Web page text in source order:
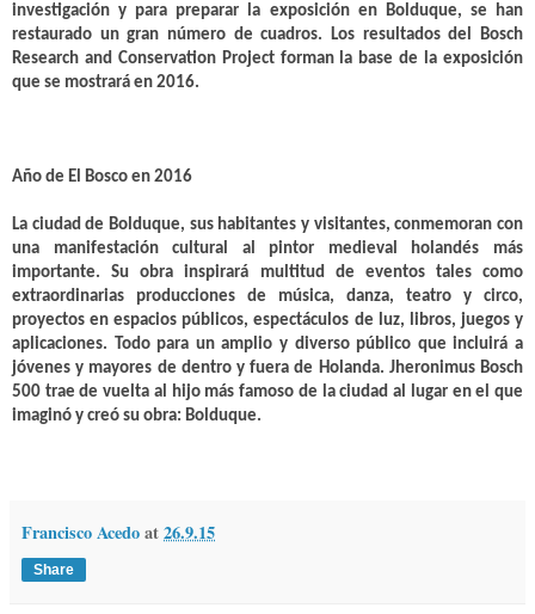
investigación y para preparar la exposición en Bolduque, se han
restaurado un gran número de cuadros. Los resultados del Bosch
Research and Conservation Project forman la base de la exposición
que se mostrará en 2016.
Año de El Bosco en 2016
La ciudad de Bolduque, sus habitantes y visitantes, conmemoran con
una manifestación cultural al pintor medieval holandés más
importante. Su obra inspirará multitud de eventos tales como
extraordinarias producciones de música, danza, teatro y circo,
proyectos en espacios públicos, espectáculos de luz, libros, juegos y
aplicaciones. Todo para un amplio y diverso público que incluirá a
jóvenes y mayores de dentro y fuera de Holanda. Jheronimus Bosch
500 trae de vuelta al hijo más famoso de la ciudad al lugar en el que
imaginó y creó su obra: Bolduque.
Francisco Acedoat26.9.15
Share